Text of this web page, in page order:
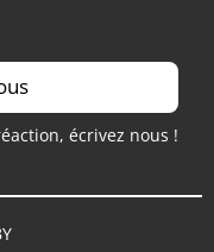
écrivez nous !